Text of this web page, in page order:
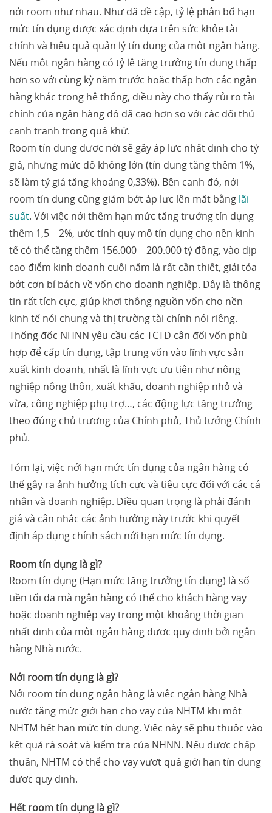
nới room như nhau. Như đã đề cập, tỷ lệ phân bổ hạn
mức tín dụng được xác định dựa trên sức khỏe tài
chính và hiệu quả quản lý tín dụng của một ngân hàng.
Nếu một ngân hàng có tỷ lệ tăng trưởng tín dụng thấp
hơn so với cùng kỳ năm trước hoặc thấp hơn các ngân
hàng khác trong hệ thống, điều này cho thấy rủi ro tài
chính của ngân hàng đó đã cao hơn so với các đối thủ
cạnh tranh trong quá khứ.
Room tín dụng được nới sẽ gây áp lực nhất định cho tỷ
giá, nhưng mức độ không lớn (tín dụng tăng thêm 1%,
sẽ làm tỷ giá tăng khoảng 0,33%). Bên cạnh đó, nới
room tín dụng cũng giảm bớt áp lực lên mặt bằng lãi
suất. Với việc nới thêm hạn mức tăng trưởng tín dụng
thêm 1,5 – 2%, ước tính quy mô tín dụng cho nền kinh
tế có thể tăng thêm 156.000 – 200.000 tỷ đồng, vào dịp
cao điểm kinh doanh cuối năm là rất cần thiết, giải tỏa
bớt cơn bí bách về vốn cho doanh nghiệp. Đây là thông
tin rất tích cực, giúp khơi thông nguồn vốn cho nền
kinh tế nói chung và thị trường tài chính nói riêng.
Thống đốc NHNN yêu cầu các TCTD cân đối vốn phù
hợp để cấp tín dụng, tập trung vốn vào lĩnh vực sản
xuất kinh doanh, nhất là lĩnh vực ưu tiên như nông
nghiệp nông thôn, xuất khẩu, doanh nghiệp nhỏ và
vừa, công nghiệp phụ trợ…, các động lực tăng trưởng
theo đúng chủ trương của Chính phủ, Thủ tướng Chính
phủ.
Tóm lại, việc nới hạn mức tín dụng của ngân hàng có
thể gây ra ảnh hưởng tích cực và tiêu cực đối với các cá
nhân và doanh nghiệp. Điều quan trọng là phải đánh
giá và cân nhắc các ảnh hưởng này trước khi quyết
định áp dụng chính sách nới hạn mức tín dụng.
Room tín dụng là gì?
Room tín dụng (Hạn mức tăng trưởng tín dụng) là số
tiền tối đa mà ngân hàng có thể cho khách hàng vay
hoặc doanh nghiệp vay trong một khoảng thời gian
nhất định của một ngân hàng được quy định bởi ngân
hàng Nhà nước.
Nới room tín dụng là gì?
Nới room tín dụng ngân hàng là việc ngân hàng Nhà
nước tăng mức giới hạn cho vay của NHTM khi một
NHTM hết hạn mức tín dụng. Việc này sẽ phụ thuộc vào
kết quả rà soát và kiểm tra của NHNN. Nếu được chấp
thuận, NHTM có thể cho vay vượt quá giới hạn tín dụng
được quy định.
Hết room tín dụng là gì?